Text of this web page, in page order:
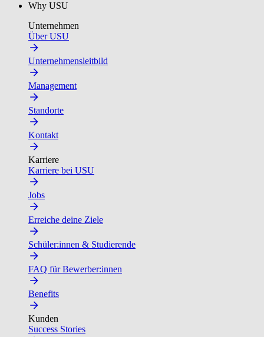
Why USU
Unternehmen
Über USU
Unternehmensleitbild
Management
Standorte
Kontakt
Karriere
Karriere bei USU
Jobs
Erreiche deine Ziele
Schüler:innen & Studierende
FAQ für Bewerber:innen
Benefits
Kunden
Success Stories